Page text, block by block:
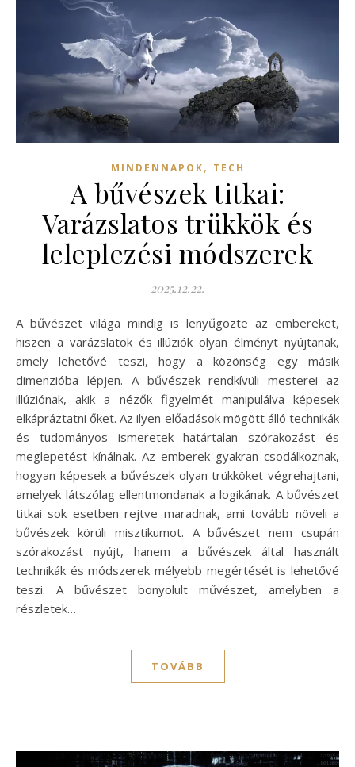
MINDENNAPOK, TECH
A bűvészek titkai:
Varázslatos trükkök és
leleplezési módszerek
2025.12.22.
A bűvészet világa mindig is lenyűgözte az embereket,
hiszen a varázslatok és illúziók olyan élményt nyújtanak,
amely lehetővé teszi, hogy a közönség egy másik
dimenzióba lépjen. A bűvészek rendkívüli mesterei az
illúziónak, akik a nézők figyelmét manipulálva képesek
elkápráztatni őket. Az ilyen előadások mögött álló technikák
és tudományos ismeretek határtalan szórakozást és
meglepetést kínálnak. Az emberek gyakran csodálkoznak,
hogyan képesek a bűvészek olyan trükköket végrehajtani,
amelyek látszólag ellentmondanak a logikának. A bűvészet
titkai sok esetben rejtve maradnak, ami tovább növeli a
bűvészek körüli misztikumot. A bűvészet nem csupán
szórakozást nyújt, hanem a bűvészek által használt
technikák és módszerek mélyebb megértését is lehetővé
teszi. A bűvészet bonyolult művészet, amelyben a
részletek…
TOVÁBB